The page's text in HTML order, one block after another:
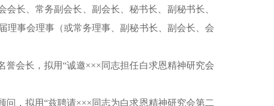
会长、常务副会长、副会长、秘书长、副秘书长、
理事会理事（或常务理事、副秘书长、副会长、会
誉会长，拟用“诚邀×××同志担任白求恩精神研究会
问，拟用“兹聘请×××同志为白求恩精神研究会第二